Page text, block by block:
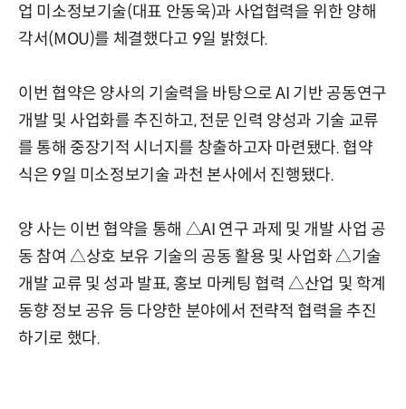
업 미소정보기술(대표 안동욱)과 사업협력을 위한 양해
각서(MOU)를 체결했다고 9일 밝혔다.
이번 협약은 양사의 기술력을 바탕으로 AI 기반 공동연구
개발 및 사업화를 추진하고, 전문 인력 양성과 기술 교류
를 통해 중장기적 시너지를 창출하고자 마련됐다. 협약
식은 9일 미소정보기술 과천 본사에서 진행됐다.
양 사는 이번 협약을 통해 △AI 연구 과제 및 개발 사업 공
동 참여 △상호 보유 기술의 공동 활용 및 사업화 △기술
개발 교류 및 성과 발표, 홍보 마케팅 협력 △산업 및 학계
동향 정보 공유 등 다양한 분야에서 전략적 협력을 추진
하기로 했다.